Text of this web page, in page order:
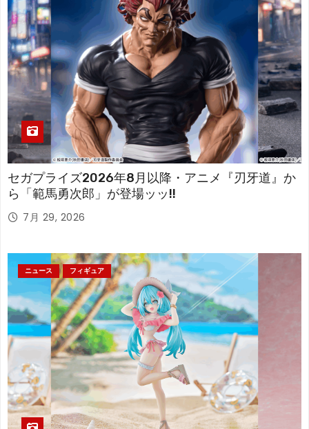
セガプライズ2026年8月以降・アニメ『刃牙道』か
ら「範馬勇次郎」が登場ッッ!!
7月 29, 2026
ニュース フィギュア